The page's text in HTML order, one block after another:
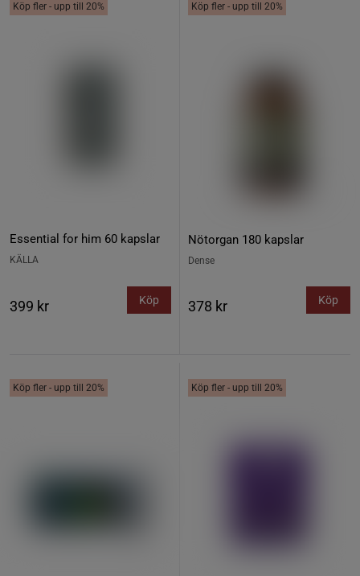
Köp fler - upp till 20%
Essential for him 60 kapslar
KÄLLA
399 kr Köp
Köp fler - upp till 20%
Nötorgan 180 kapslar
Dense
378 kr Köp
Köp fler - upp till 20% Köp fler - upp till 20%